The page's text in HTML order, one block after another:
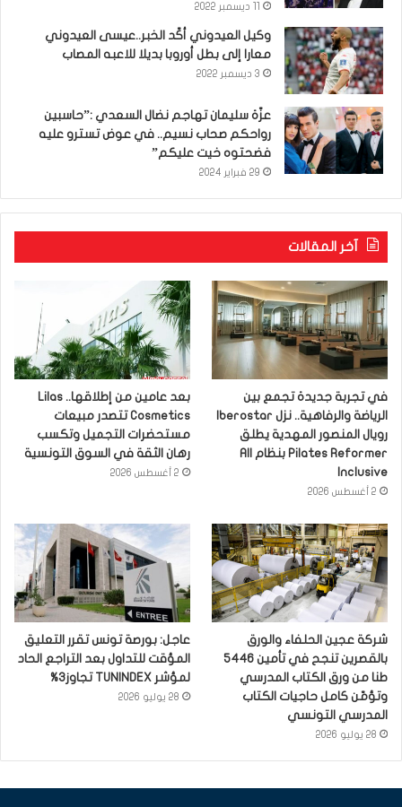
وكيل العيدوني أكّد الخبر..عيسى العيدوني
معارا إلى بطل أوروبا بديلا للاعبه المصاب
3 ديسمبر 2022
عزّة سليمان تهاجم نضال السعدي :”حاسبين
رواحكم صحاب نسيم.. في عوض تسترو عليه
فضحتوه خيت عليكم”
29 فبراير 2024
آخر المقالات
في تجربة جديدة تجمع بين
رويال المنصور المهدية يطلق
Pilates Reformer بنظام All
Inclusive
2 أغسطس 2026
بعد عامين من إطلاقها.. Lilas
Cosmetics تتصدر مبيعات
مستحضرات التجميل وتكسب
رهان الثقة في السوق التونسية
2 أغسطس 2026
شركة عجين الحلفاء والورق
بالقصرين تنجح في تأمين 5446
طنا من ورق الكتاب المدرسي
وتؤمّن كامل حاجيات الكتاب
المدرسي التونسي
28 يوليو 2026
عاجل: بورصة تونس تقرر التعليق
المؤقت للتداول بعد التراجع الحاد
لمؤشر TUNINDEX تجاوز3%
28 يوليو 2026